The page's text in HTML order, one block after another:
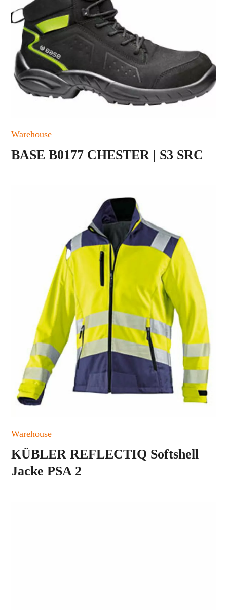
Warehouse
BASE B0177 CHESTER | S3 SRC
Warehouse
KÜBLER REFLECTIQ Softshell
Jacke PSA 2